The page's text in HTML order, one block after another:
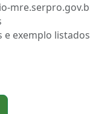
exemplo